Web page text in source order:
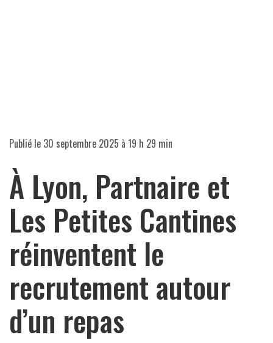
Publié le 30 septembre 2025 à 19 h 29 min
À Lyon, Partnaire et
Les Petites Cantines
réinventent le
recrutement autour
d’un repas